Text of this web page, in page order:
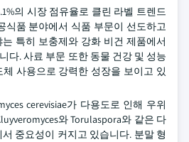
의 시장 점유율로 클린 라벨 트렌드
식품 분야에서 식품 부문이 선도하고
특히 보충제와 강화 비건 제품에서
다. 사료 부문 또한 동물 건강 및 성능
사용으로 강력한 성장을 보이고 있
cerevisiae가 다용도로 인해 우위
와 Torulaspora와 같은 다
중요성이 커지고 있습니다. 분말 형